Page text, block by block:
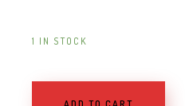
1 IN STOCK